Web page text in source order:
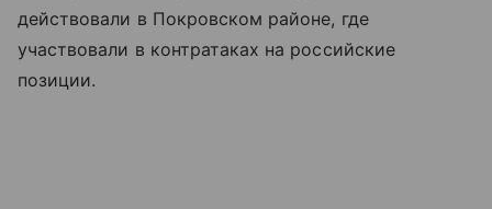
действовали в Покровском районе, где
участвовали в контратаках на российские
позиции.